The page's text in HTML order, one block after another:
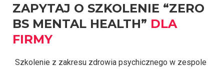
ZAPYTAJ O SZKOLENIE “ZERO
BS MENTAL HEALTH” DLA
FIRMY
Szkolenie z zakresu zdrowia psychicznego w zespole